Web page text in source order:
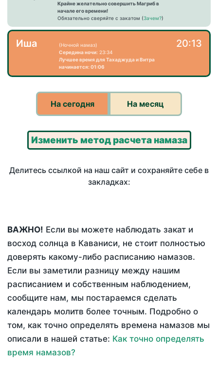
Крайне желательно совершить Магриб в
начале его времени!
Обязательно сверяйте с закатом (Зачем?)
Иша
(Ночной намаз)
Середина ночи: 23:34
Лучшее время для Тахаджуда и Витра
начинается: 01:06
20:13
На сегодня На месяц
Изменить метод расчета намаза
Делитесь ссылкой на наш сайт и сохраняйте себе в
закладках:
ВАЖНО! Если вы можете наблюдать закат и
восход солнца в Каваниси, не стоит полностью
доверять какому-либо расписанию намазов.
Если вы заметили разницу между нашим
расписанием и собственным наблюдением,
сообщите нам, мы постараемся сделать
календарь молитв более точным. Подробно о
том, как точно определять времена намазов мы
описали в нашей статье: Как точно определять
время намазов?